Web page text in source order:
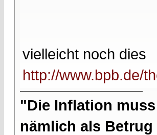
vielleicht noch dies
http://www.bpb.de/
"Die Inflation
nämlich als Betrug